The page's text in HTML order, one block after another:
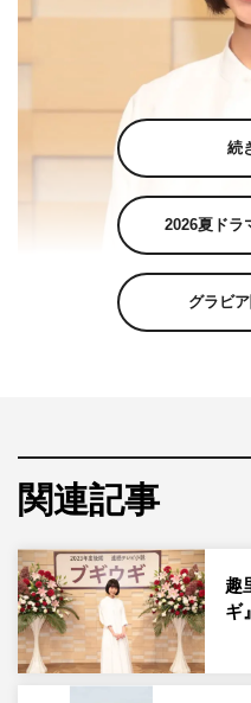
『ブギウギ』趣里 ©NHK
総合ほか）に、新たに水上
部たかし、宇野祥平、黒崎
じゅん、森永悠希、福徳秀
定し、コメントが到着した
続
2026夏ドラ
グラビ
関連記事
趣
ギ